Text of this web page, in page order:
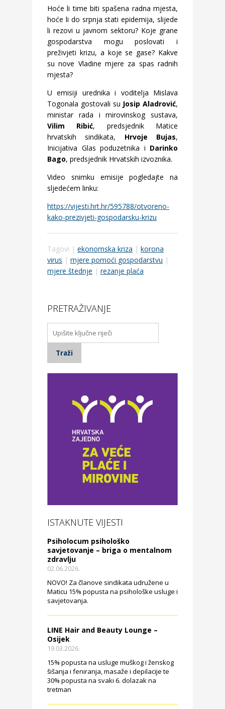
Hoće li time biti spašena radna mjesta,
hoće li do srpnja stati epidemija, slijede
li rezovi u javnom sektoru? Koje grane
gospodarstva mogu poslovati i
preživjeti krizu, a koje se gase? Kakve
su nove Vladine mjere za spas radnih
mjesta?
U emisiji urednika i voditelja Mislava
Togonala gostovali su Josip Aladrović,
ministar rada i mirovinskog sustava,
Vilim Ribić, predsjednik Matice
hrvatskih sindikata, Hrvoje Bujas,
Inicijativa Glas poduzetnika i Darinko
Bago, predsjednik Hrvatskih izvoznika.
Video snimku emisije pogledajte na
sljedećem linku:
https://vijesti.hrt.hr/595788/otvoreno-
kako-prezivjeti-gospodarsku-krizu
Tagovi | ekonomska kriza | korona
virus | mjere pomoći gospodarstvu |
mjere štednje | rezanje plaća
PRETRAŽIVANJE
ISTAKNUTE VIJESTI
Psiholocum psihološko
savjetovanje – briga o mentalnom
zdravlju
02.06.2026.
NOVO! Za članove sindikata udružene u
Maticu 15% popusta na psihološke usluge i
savjetovanja.
LINE Hair and Beauty Lounge –
Osijek
19.03.2026.
15% popusta na usluge muškog i ženskog
šišanja i feniranja, masaže i depilacije te
30% popusta na svaki 6. dolazak na
tretman